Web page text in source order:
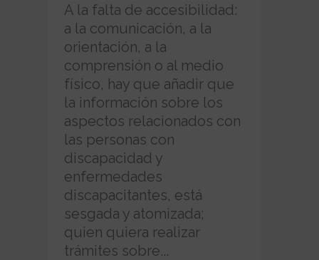
A la falta de accesibilidad:
a la comunicación, a la
orientación, a la
comprensión o al medio
físico, hay que añadir que
la información sobre los
aspectos relacionados con
las personas con
discapacidad y
enfermedades
discapacitantes, está
sesgada y atomizada;
quien quiera realizar
trámites sobre...